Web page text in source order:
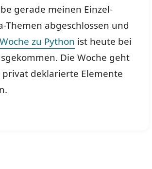
gerade meinen Einzel-
Themen abgeschlossen und
zu Python ist heute bei
Die Woche geht
deklarierte Elemente